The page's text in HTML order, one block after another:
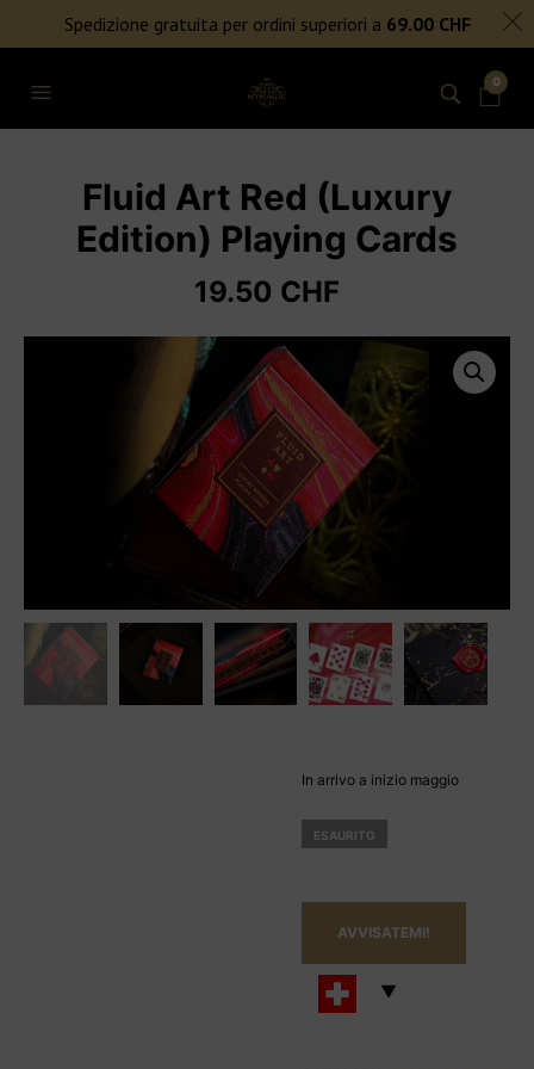
SPEDIZIONE GRATUITA PER ORDINI SUPERIORI A 69€
NIENTE DAZI DOGANALI
0
Fluid Art Red (Luxury
Edition) Playing Cards
19.50 CHF
In arrivo a inizio maggio
ESAURITO
AVVISATEMI!
Spedizione gratuita per ordini superiori a 69.00 CHF